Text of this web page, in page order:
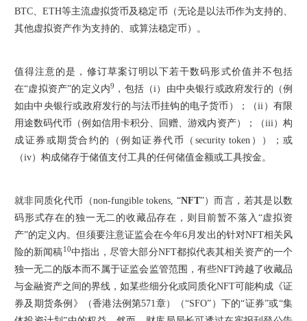
BTC、ETH等主流虚拟货币及稳定币（无论是以法币作为支持的、
其他虚拟资产作为支持的、或算法稳定币）。
值得注意的是，修订草案订明以下若干数码形式价值并不包括
在“虚拟资产”的定义内9
，包括（i）由中央银行或政府发行的（例
如由中央银行或政府发行的与法币挂钩的电子货币）；（ii）有限
用途数码代币（例如信用卡积分、回赠、游戏内资产）；（iii）构
成证券或期货合约的（例如证券代币（security token））；或
（iv）构成储存于储值支付工具的任何储值金额或工具按金。
就非同质化代币（non-fungible tokens, “NFT”）而言，若其是以数
码形式存在的独一无二的收藏品存在，则目前暂不落入“虚拟资
产”的定义内。但须要注意证监会在今年6月发出的针对NFT相关风
险的新闻稿10中指出，尽管大部分NFT都拟代表其相关资产的一个
独一无二的版本而不属于证监会监管范围，有些NFT跨越了收藏品
与金融资产之间的界线，如某些细分化或同质化NFT可能构成《证
券及期货条例》（香港法例第571章）（“SFO”）下的“证券”或“集